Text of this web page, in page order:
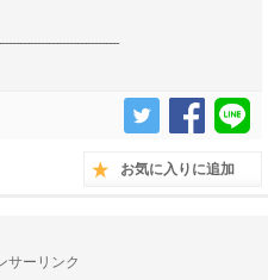
お気に入りに追加
サーリンク